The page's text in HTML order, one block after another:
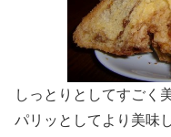
しっとりとしてすごく
パリッとしてより美味